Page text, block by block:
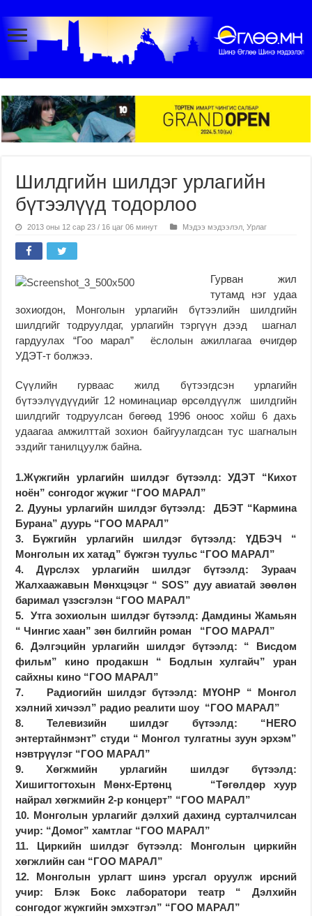
Шилдгийн шилдэг урлагийн
бүтээлүүд тодорлоо
2013 оны 12 сар 23 / 16 цаг 06 минут Мэдээ мэдээлэл ,Урлаг
Гурван жил
тутамд нэг удаа
зохиогдон, Монголын урлагийн бүтээлийн шилдгийн
шилдгийг тодруулдаг, урлагийн тэргүүн дээд шагнал
гардуулах “Гоо марал” ёслолын ажиллагаа өчигдөр
УДЭТ-т болжээ.
Сүүлийн гурваас жилд бүтээгдсэн урлагийн
бүтээлүүдүүдийг 12 номинациар өрсөлдүүлж шилдгийн
шилдгийг тодруулсан бөгөөд 1996 оноос хойш 6 дахь
удаагаа амжилттай зохион байгуулагдсан тус шагналын
эздийг танилцуулж байна.
1.Жүжгийн урлагийн шилдэг бүтээлд:УДЭТ “Кихот
ноён” сонгодог жүжиг “ГОО МАРАЛ”
2. Дууны урлагийн шилдэг бүтээлд:
ДБЭТ “Кармина
Бурана” дуурь “ГОО МАРАЛ”
3. Бүжгийн урлагийн шилдэг бүтээлд: ҮДБЭЧ “
Монголын их хатад” бүжгэн туульс “ГОО МАРАЛ”
4. Дүрслэх урлагийн шилдэг бүтээлд: Зураач
Жалхаажавын Мөнхцэцэг “ SOS” дуу авиатай зөөлөн
баримал үзэсгэлэн “ГОО МАРАЛ”
5. Утга зохиолын шилдэг бүтээлд: Дамдины Жамьян
“ Чингис хаан” зөн билгийн роман
“ГОО МАРАЛ”
6. Дэлгэцийн урлагийн шилдэг бүтээлд: “ Висдом
фильм” кино продакшн “ Бодлын хулгайч” уран
сайхны кино “ГОО МАРАЛ”
7. Радиогийн шилдэг бүтээлд: МҮОНР “ Монгол
хэлний хичээл” радио реалити шоу “ГОО МАРАЛ”
8. Телевизийн шилдэг бүтээлд: “НERO
энтертайнмэнт” студи “ Монгол тулгатны зуун эрхэм”
нэвтрүүлэг “ГОО МАРАЛ”
9. Хөгжмийн урлагийн шилдэг бүтээлд:
Хишигтогтохын Мөнх-Ертөнц “Төгөлдөр хуур
найрал хөгжмийн 2-р концерт” “ГОО МАРАЛ”
10. Монголын урлагийг дэлхий дахинд сурталчилсан
учир: “Домог” хамтлаг “ГОО МАРАЛ”
11. Циркийн шилдэг бүтээлд: Монголын циркийн
хөгжлийн сан “ГОО МАРАЛ”
12. Монголын урлагт шинэ урсгал оруулж ирсний
учир: Блэк Бокс лаборатори театр “ Дэлхийн
сонгодог жүжгийн эмхэтгэл” “ГОО МАРАЛ”